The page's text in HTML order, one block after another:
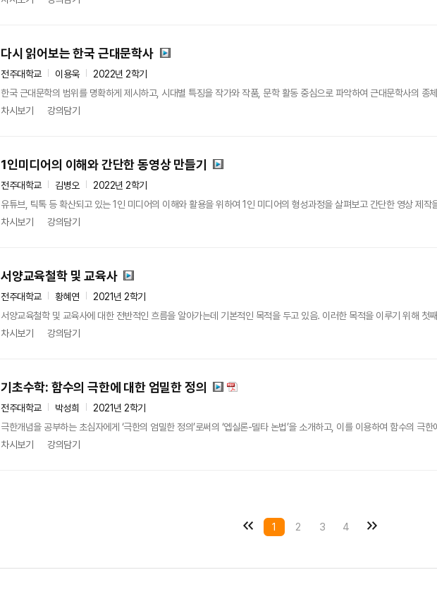
다시 읽어보는 한국 근대문학사
전주대학교 이용욱
2022년 2학기
한국 근대문학의 범위를 명확하게 제시하고, 시대별 특징을 작가와 작품, 문학 활동 중심으로 파악하여 근대문학사의 종
차시보기
강의담기
1인미디어의 이해와 간단한 동영상 만들기
전주대학교 김병오
2022년 2학기
유튜브, 틱톡 등 확산되고 있는 1인 미디어의 이해와 활용을 위하여 1인 미디어의 형성과정을 살펴보고 간단한 영상 제
차시보기
강의담기
서양교육철학 및 교육사
전주대학교 황혜연
2021년 2학기
서양교육철학 및 교육사에 대한 전반적인 흐름을 알아가는데 기본적인 목적을 두고 있음. 이러한 목적을 이루기 위해
차시보기
강의담기
기초수학: 함수의 극한에 대한 엄밀한 정의
전주대학교 박성희
2021년 2학기
극한개념을 공부하는 초심자에게 ‘극한의 엄밀한 정의’로써의 ‘엡실론-델타 논법’을 소개하고, 이를 이용하여 함수의 극
차시보기
강의담기
1 2 3 4